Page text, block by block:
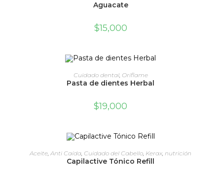
Aguacate
$15,000
ADD TO CART
Cuidado dental, Oriflame
Pasta de dientes Herbal
$19,000
ADD TO CART
Aceite Anti Caída Cuidado del Cabello Kerax nutrición
Capilactive Tónico Refill